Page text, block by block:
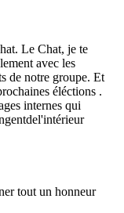
Le Chat, je te
avec les
de notre groupe. Et
éléctions .
internes qui
tout un honneur